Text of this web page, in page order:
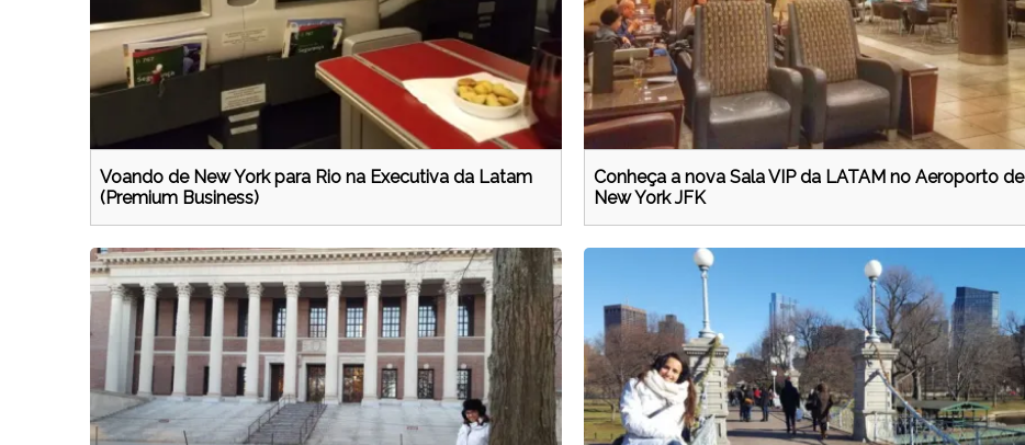
Voando de New York para Rio na Executiva da Latam
(Premium Business)
Conheça a nova Sala VIP da LATAM no Aeroporto de
New York JFK